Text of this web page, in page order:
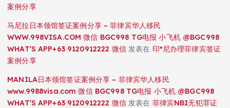
案例分享
马尼拉日本领馆签证案例分享 – 菲律宾华人移民
WWW.998VISA.COM 微信 BGC998 TG电报 小飞机 @BGC998
WHAT'S APP+63 9120912222 微信发表在 印*尼办理菲律宾签证
案例分享
MANILA日本领馆签证案例分享 – 菲律宾华人移民
www.9988visa.com 微信 BGC998 TG电报 小飞机 @BGC998
WHAT'S APP+63 9120912222 微信发表在 菲律宾NBI无犯罪证